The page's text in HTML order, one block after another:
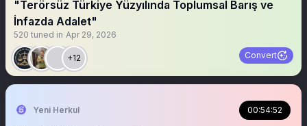
"Terörsüz Türkiye Yüzyılında Toplumsal Barış ve
İnfazda Adalet"
520 tuned in Apr 29, 2026
+12 Convert
Yeni Herkul 00:54:52